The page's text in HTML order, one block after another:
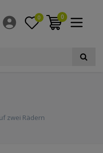
0 0
zwei Rädern